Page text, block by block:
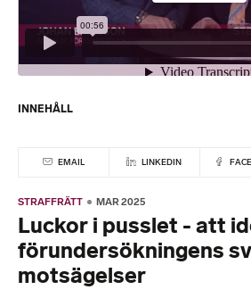
INNEHÅLL
EMAIL LINKEDIN
STRAFFRÄTT MAR 2025
Luckor i pusslet - att
förundersökningens
motsägelser